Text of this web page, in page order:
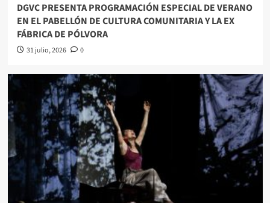
DGVC PRESENTA PROGRAMACIÓN ESPECIAL DE VERANO
EN EL PABELLÓN DE CULTURA COMUNITARIA Y LA EX
FÁBRICA DE PÓLVORA
31 julio, 2026 0